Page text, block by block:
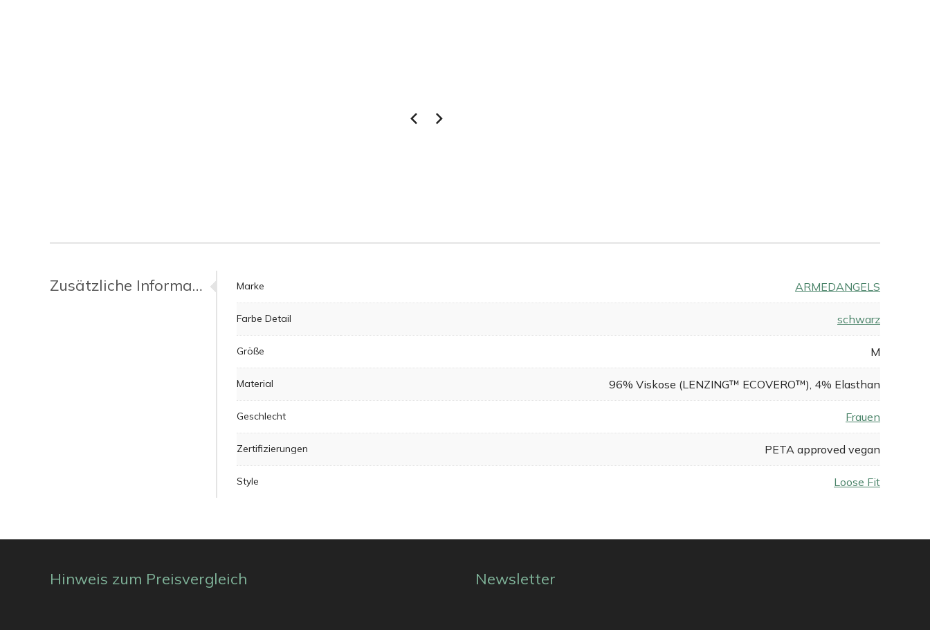
Zusätzliche Informationen Marke ARMEDANGELS
Farbe Detail schwarz
Größe M
Material 96% Viskose (LENZING™ ECOVERO™), 4% Elasthan
Geschlecht Frauen
Zertifizierungen PETA approved vegan
Style Loose Fit
Hinweis zum Preisvergleich Newsletter